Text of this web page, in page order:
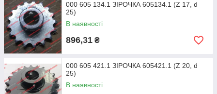
000 605 134.1 ЗІРОЧКА 605134.1 (Z 17, d
25)
В наявності
896,31 ₴
000 605 421.1 ЗІРОЧКА 605421.1 (Z 20, d
25)
В наявності